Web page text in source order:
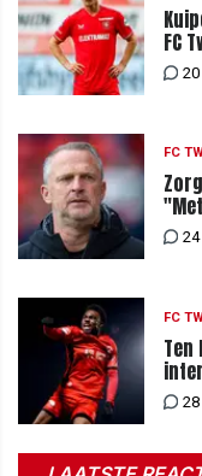
FC
20
FC
24
FC
28